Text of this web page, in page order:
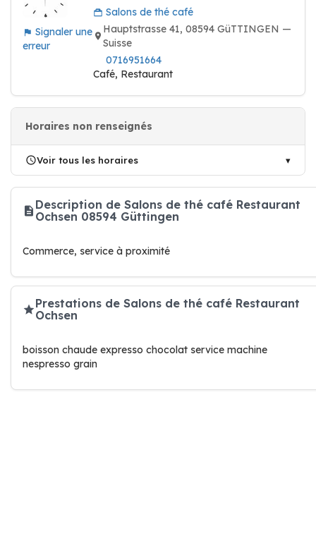
Signaler une
erreur
Salons de thé café
Hauptstrasse 41, 08594 GüTTINGEN —
Suisse
0716951664
Café, Restaurant
Horaires non renseignés
Voir tous les horaires
Description de Salons de thé café Restaurant
Ochsen 08594 Güttingen
Commerce, service à proximité
Prestations de Salons de thé café Restaurant
Ochsen
boisson chaude expresso chocolat service machine
nespresso grain